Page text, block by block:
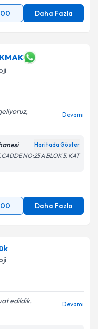
Daha Fazla
Devamı
Haritada Göster
NO:25 A BLOK 5. KAT
Daha Fazla
edildik.
Devamı